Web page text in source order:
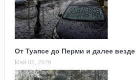
От Туапсе до Перми и далее везде
Май 06, 2026